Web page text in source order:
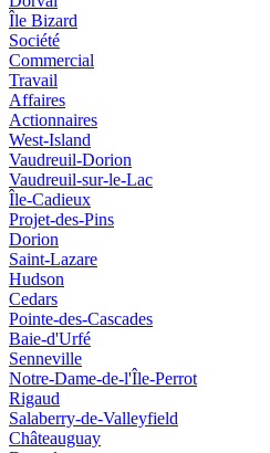
Île Bizard
Société
Commercial
Travail
Affaires
Actionnaires
West-Island
Vaudreuil-Dorion
Vaudreuil-sur-le-Lac
Île-Cadieux
Projet-des-Pins
Dorion
Saint-Lazare
Hudson
Cedars
Pointe-des-Cascades
Baie-d'Urfé
Senneville
Notre-Dame-de-l'Île-Perrot
Rigaud
Salaberry-de-Valleyfield
Châteauguay